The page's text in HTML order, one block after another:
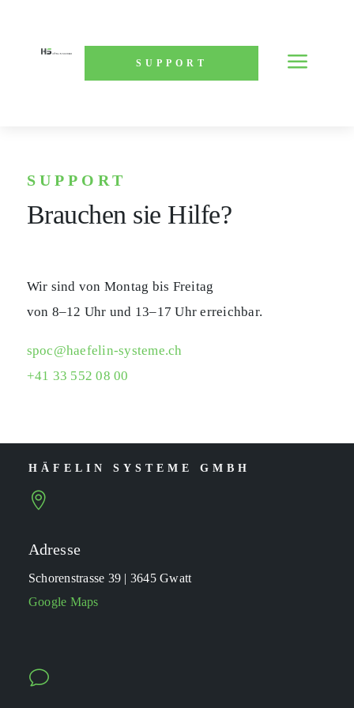
SUPPORT a
SUPPORT
Brauchen sie Hilfe?
Wir sind von Montag bis Freitag
von 8–12 Uhr und 13–17 Uhr erreichbar.
spoc@haefelin-systeme.ch
+41 33 552 08 00
HÄFELIN SYSTEME GMBH

Adresse
Schorenstrasse 39 | 3645 Gwatt
Google Maps
v